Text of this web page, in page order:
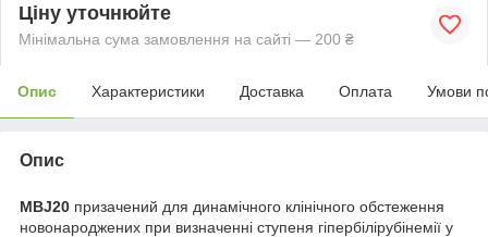
Ціну уточнюйте
Мінімальна сума замовлення на сайті — 200 ₴
Опис Характеристики Доставка Оплата Умови
Опис
MBJ20 призачений для динамічного клінічного обстеження
новонароджених при визначенні ступеня гіпербілірубінемії у